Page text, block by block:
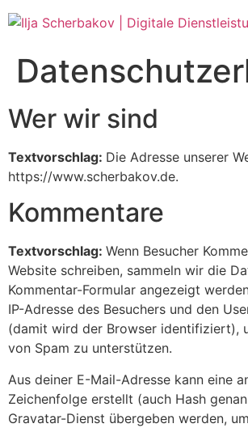
Zum
Inhalt
Wer wir sind
Textvorschlag: Die Adresse unserer
https://www.scherbakov.de.
Kommentare
Textvorschlag: Wenn Besucher
Website schreiben, sammeln wir die
Kommentar-Formular angezeigt
IP-Adresse des Besuchers und den
(damit wird der Browser identifiziert),
von Spam zu unterstützen.
Aus deiner E-Mail-Adresse kann eine
Zeichenfolge erstellt (auch Hash
Gravatar-Dienst übergeben werden,